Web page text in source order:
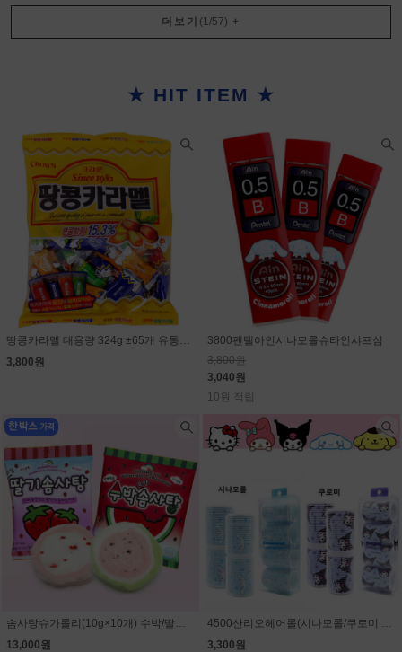
더보기 (1/57) +
★ HIT ITEM ★
땅콩카라멜 대용량 324g ±65개 유통기한 임박할인(9월11일)
3,800원
3800펜텔아인시나모롤슈타인샤프심
3,800원
3,040원
10원 적립
솜사탕슈가롤리(10g×10개) 수박/딸기 선택 (1개 1300원)
13,000원
4500산리오헤어롤(시나모롤/쿠로미 선택)
3,300원